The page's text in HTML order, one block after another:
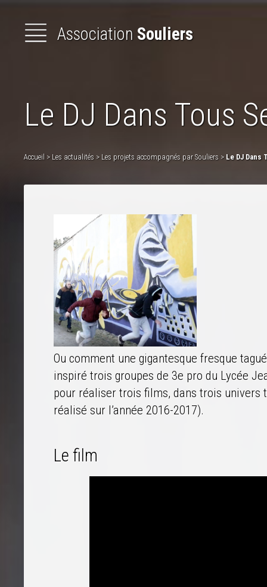
Association Souliers
Animations etformations
Bottes secrètes
Le DJ Dans Tous
Accueil > Les actualités > Les projets accompagnés par Souliers > Le DJ Dans
Ou comment une gigantesque fresque
inspiré trois groupes de 3e pro du Lycée
pour réaliser trois films, dans trois
réalisé sur l’année 2016-2017).
Le film